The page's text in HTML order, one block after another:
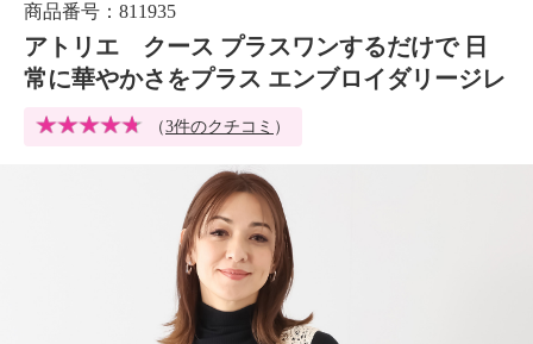
商品番号：811935
アトリエ クース プラスワンするだけで 日
常に華やかさをプラス エンブロイダリージレ
（3件のクチコミ ）